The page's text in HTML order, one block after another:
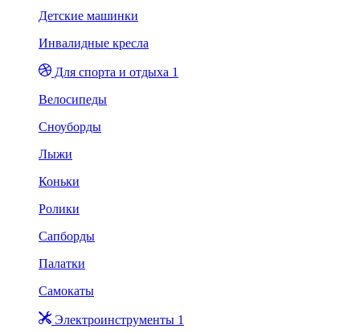
Детские машинки
Инвалидные кресла
Для спорта и отдыха 1
Велосипеды
Сноуборды
Лыжи
Коньки
Ролики
Сапборды
Палатки
Самокаты
Электроинструменты 1